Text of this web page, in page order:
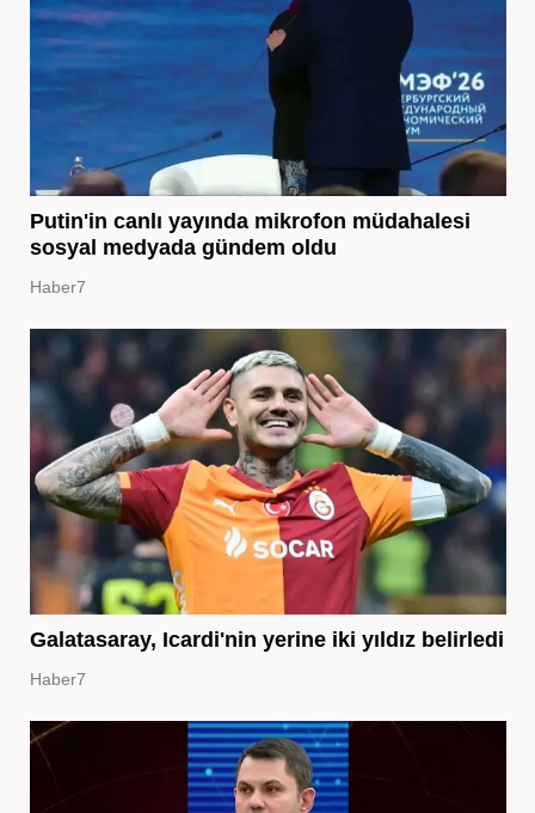
Putin'in canlı yayında mikrofon müdahalesi
sosyal medyada gündem oldu
Haber7
Galatasaray, Icardi'nin yerine iki yıldız belirledi
Haber7